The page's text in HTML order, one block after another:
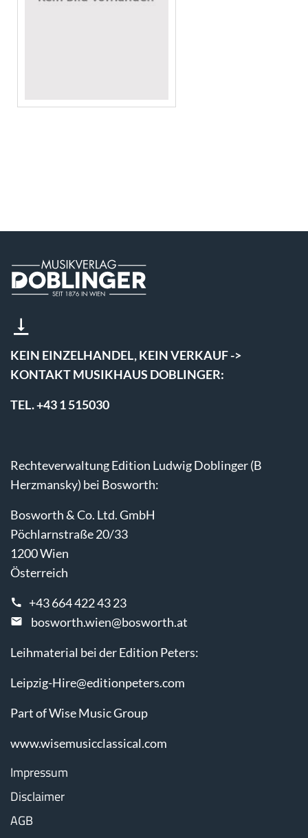
KEIN EINZELHANDEL, KEIN VERKAUF ->
KONTAKT MUSIKHAUS DOBLINGER:
TEL. +43 1 515030
Rechteverwaltung Edition Ludwig Doblinger (B
Herzmansky) bei Bosworth:
Bosworth & Co. Ltd. GmbH
Pöchlarnstraße 20/33
1200 Wien
Österreich
+43 664 422 43 23
bosworth.wien@bosworth.at
Leihmaterial bei der Edition Peters:
Leipzig-Hire@editionpeters.com
Part of Wise Music Group
www.wisemusicclassical.com
Impressum
Disclaimer
AGB